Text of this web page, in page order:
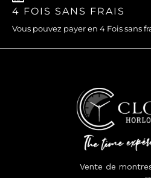
4 FOIS SANS FRAIS
Vous pouvez payer en 4 Fois sans
Vente de